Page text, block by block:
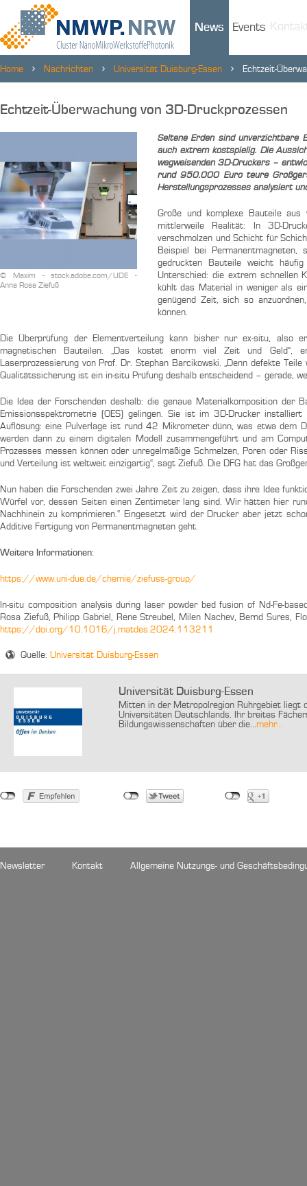
News Events
Home Nachrichten Universität Duisburg-Essen Echtzeit-
Echtzeit-Überwachung von 3D-Druckprozessen
© Maxim - stock.adobe.com/UDE -
Anna Rosa Ziefuß
Seltene Erden sind unverzichtbare
auch extrem kostspielig. Die
wegweisenden 3D-Druckers –
rund 950.000 Euro teure
Herstellungsprozesses analysiert
Große und komplexe Bauteile
mittlerweile Realität: In 3D-
verschmolzen und Schicht für
Beispiel bei
gedruckten Bauteile weicht
Unterschied: die extrem schnellen
kühlt das Material in weniger als
genügend Zeit, sich so
können.
Die Überprüfung der Elementverteilung kann bisher nur ex-situ,
magnetischen Bauteilen. „Das kostet enorm viel Zeit und Geld“,
Laserprozessierung von Prof. Dr. Stephan Barcikowski. „Denn defekte
Qualitätssicherung ist ein in-situ Prüfung deshalb entscheidend – gerade,
Die Idee der Forschenden deshalb: die genaue Materialkomposition
Emissionsspektrometrie (OES) gelingen. Sie ist im 3D-Drucker
Auflösung: eine Pulverlage ist rund 42 Mikrometer dünn, was etwa dem
werden dann zu einem digitalen Modell zusammengeführt und am
Prozesses messen können oder unregelmäßige Schmelzen, Poren oder
und Verteilung ist weltweit einzigartig“, sagt Ziefuß. Die DFG hat das
Nun haben die Forschenden zwei Jahre Zeit zu zeigen, dass ihre Idee
Würfel vor, dessen Seiten einen Zentimeter lang sind. Wir hätten hier
Nachhinein zu komprimieren.“ Eingesetzt wird der Drucker aber jetzt
Additive Fertigung von Permanentmagneten geht.
Weitere Informationen:
https://www.uni-due.de/chemie/ziefuss-group/
In-situ composition analysis during laser powder bed fusion of Nd-Fe-
Rosa Ziefuß, Philipp Gabriel, Rene Streubel, Milen Nachev, Bernd
https://doi.org/10.1016/j.matdes.2024.113211
Quelle: Universität Duisburg-Essen
Universität Duisburg-Essen
Mitten in der Metropolregion Ruhrgebiet liegt
Universitäten Deutschlands. Ihr breites
Bildungswissenschaften über die...mehr...
Newsletter Kontakt Allgemeine Nutzungs- und